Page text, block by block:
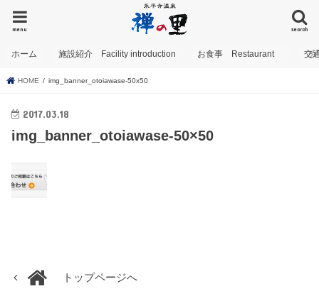
search
menu
ホーム 施設紹介 Facility introduction お食事 Restaurant 交
HOME img_banner_otoiawase-50x50
2017.03.18
img_banner_otoiawase-50×50
トップページへ